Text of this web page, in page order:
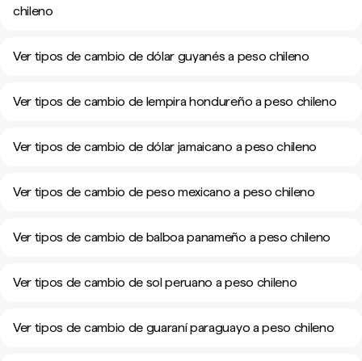
chileno
Ver tipos de cambio de dólar guyanés a peso chileno
Ver tipos de cambio de lempira hondureño a peso chileno
Ver tipos de cambio de dólar jamaicano a peso chileno
Ver tipos de cambio de peso mexicano a peso chileno
Ver tipos de cambio de balboa panameño a peso chileno
Ver tipos de cambio de sol peruano a peso chileno
Ver tipos de cambio de guaraní paraguayo a peso chileno